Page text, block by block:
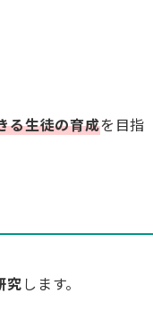
る生徒の育成を目指
究します。